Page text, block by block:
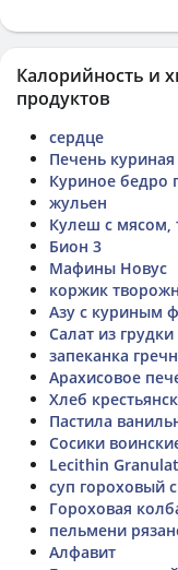
Калорийность и
продуктов
сердце
Печень
Куриное бедро
жульен
Кулеш с
Бион 3
Мафины Новус
коржик
Азу с куриным
Салат из
запеканка
Арахисовое
Хлеб
Пастила
Сосики
Lecithin Granulat
суп гороховый
Гороховая
пельмени
Алфавит